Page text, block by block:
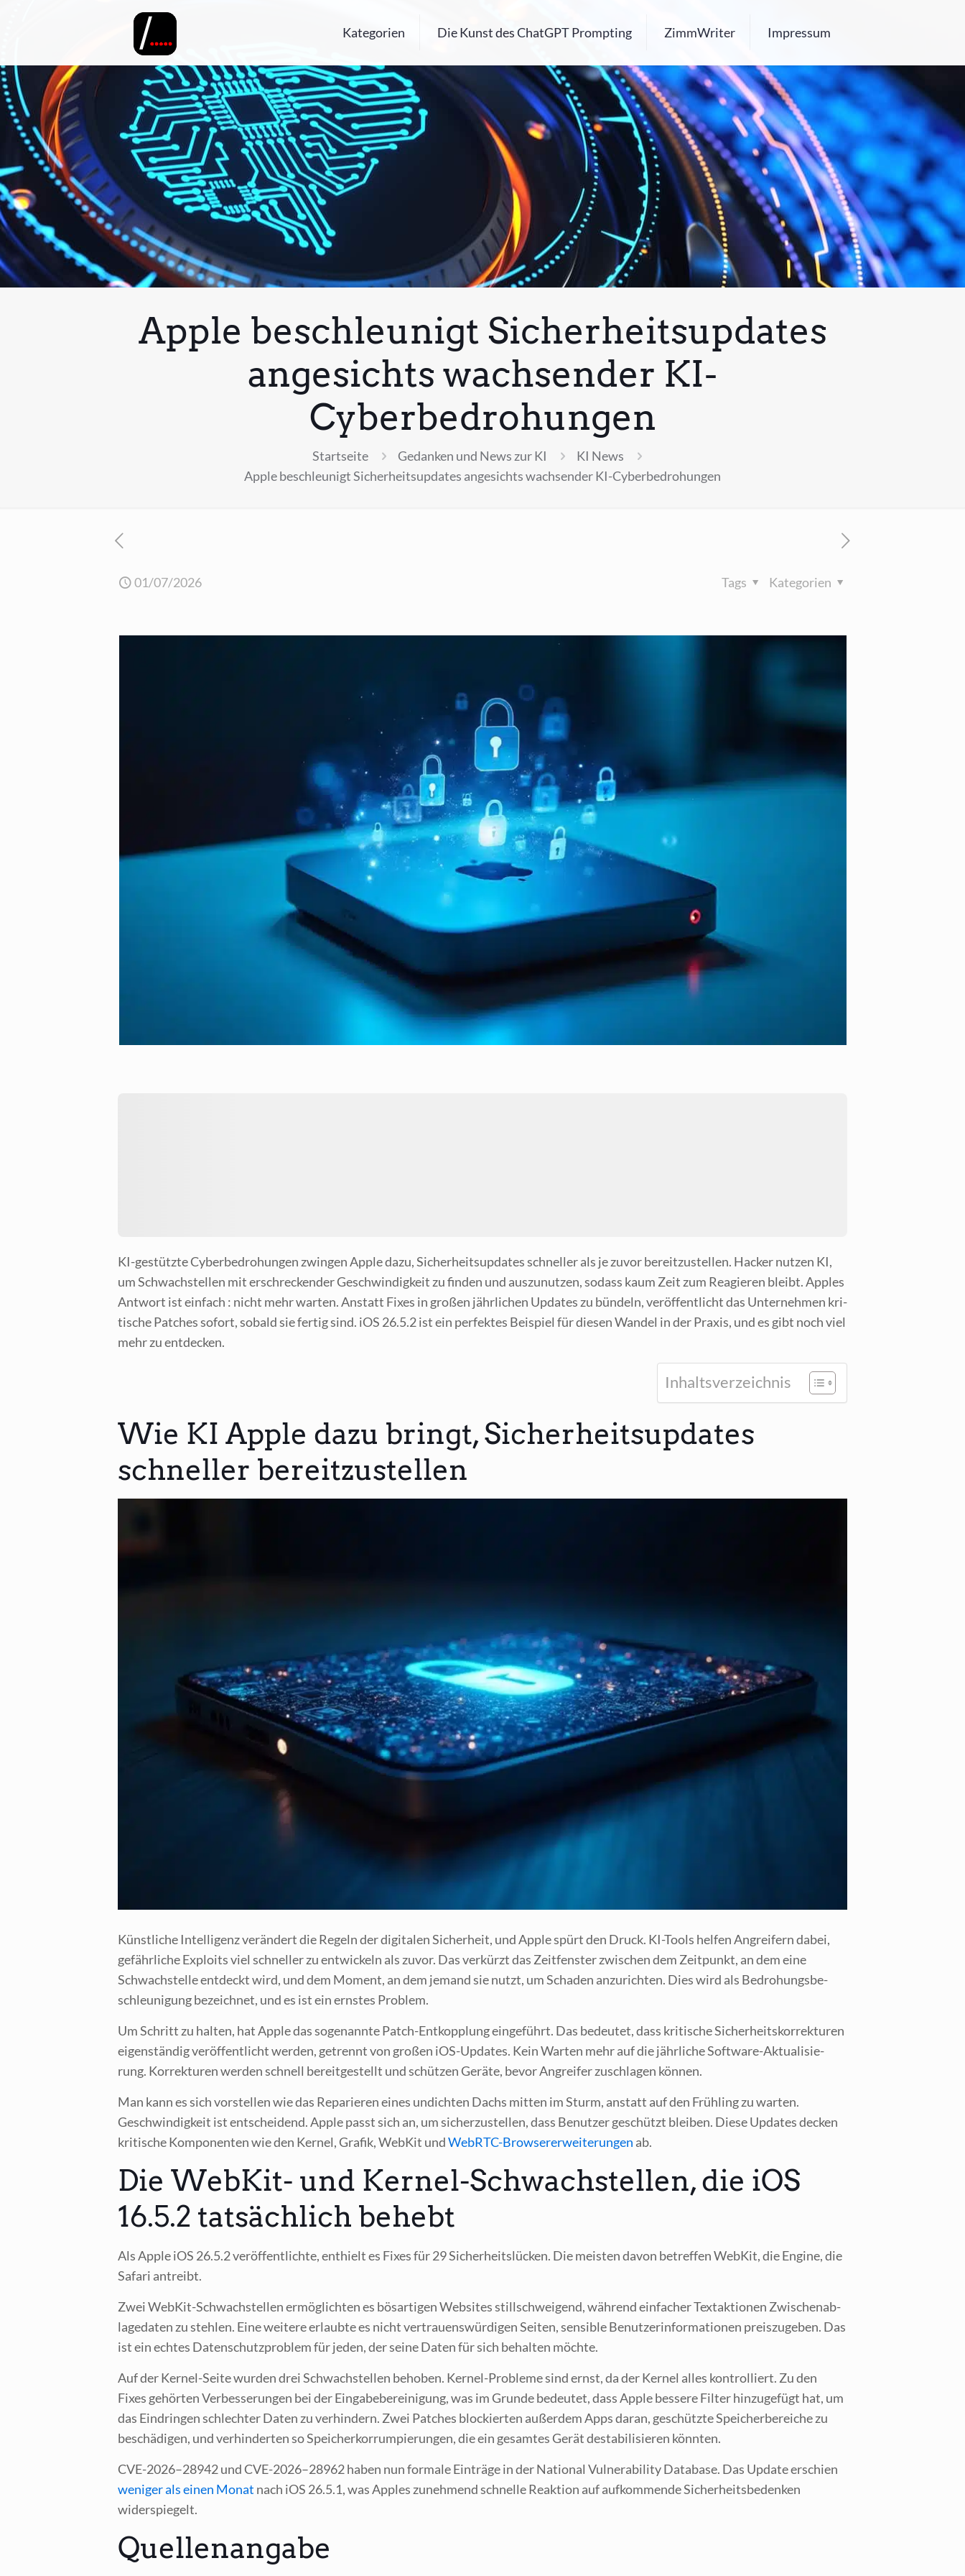
Kategorien Die Kunst des ChatGPT Prompting ZimmWriter Impressum
Apple beschleunigt Sicherheitsupdates
angesichts wachsender KI-
Cyberbedrohungen
Startseite Gedanken und News zur KI
KI News
Apple beschleunigt Sicherheitsupdates angesichts wachsender KI-Cyberbedrohungen
01/07/2026 Kategorien
Tags
KI-gestütz­te Cyber­be­dro­hun­gen zwin­gen Apple dazu, Sicher­heits­up­dates schnel­ler als je zuvor bereit­zu­stel­len. Hacker nut­zen KI,
um Schwach­stel­len mit erschre­cken­der Geschwin­dig­keit zu fin­den und aus­zu­nut­zen, sodass kaum Zeit zum Reagie­ren bleibt. App­les
Ant­wort ist ein­fach : nicht mehr war­ten. Anstatt Fixes in gro­ßen jähr­li­chen Updates zu bün­deln, ver­öf­fent­licht das Unter­neh­men kri­
ti­sche Patches sofort, sobald sie fer­tig sind. iOS 26.5.2 ist ein per­fek­tes Bei­spiel für die­sen Wan­del in der Pra­xis, und es gibt noch viel
mehr zu entdecken.
Inhalts­ver­zeich­nis
Wie KI Apple dazu bringt, Sicherheitsupdates
schneller bereitzustellen
Künst­li­che Intel­li­genz ver­än­dert die Regeln der digi­ta­len Sicher­heit, und Apple spürt den Druck. KI-Tools hel­fen Angrei­fern dabei,
gefähr­li­che Exploits viel schnel­ler zu ent­wi­ckeln als zuvor. Das ver­kürzt das Zeit­fens­ter zwi­schen dem Zeit­punkt, an dem eine
Schwach­stel­le ent­deckt wird, und dem Moment, an dem jemand sie nutzt, um Scha­den anzu­rich­ten. Dies wird als Bedro­hungs­be­
schleu­ni­gung bezeich­net, und es ist ein erns­tes Problem.
Um Schritt zu hal­ten, hat Apple das soge­nann­te Patch-Ent­kopp­lung ein­ge­führt. Das bedeu­tet, dass kri­ti­sche Sicher­heits­kor­rek­tu­ren
eigen­stän­dig ver­öf­fent­licht wer­den, getrennt von gro­ßen iOS-Updates. Kein War­ten mehr auf die jähr­li­che Soft­ware-Aktua­li­sie­
rung. Kor­rek­tu­ren wer­den schnell bereit­ge­stellt und schüt­zen Gerä­te, bevor Angrei­fer zuschla­gen können.
Man kann es sich vor­stel­len wie das Repa­rie­ren eines undich­ten Dachs mit­ten im Sturm, anstatt auf den Früh­ling zu war­ten.
Geschwin­dig­keit ist ent­schei­dend. Apple passt sich an, um sicher­zu­stel­len, dass Benut­zer geschützt blei­ben. Die­se Updates decken
kri­ti­sche Kom­po­nen­ten wie den Ker­nel, Gra­fik, Web­Kit undWeb­RTC-Brow­ser­er­wei­te­run­gen ab.
Die WebKit- und Kernel-Schwachstellen, die iOS
16.5.2 tatsächlich behebt
Als Apple iOS 26.5.2 ver­öf­fent­lich­te, ent­hielt es Fixes für 29 Sicher­heits­lü­cken. Die meis­ten davon betref­fen Web­Kit, die Engi­ne, die
Safa­ri antreibt.
Zwei Web­Kit-Schwach­stel­len ermög­lich­ten es bös­ar­ti­gen Web­sites still­schwei­gend, wäh­rend ein­fa­cher Text­ak­tio­nen Zwi­schen­ab­
la­ge­da­ten zu steh­len. Eine wei­te­re erlaub­te es nicht ver­trau­ens­wür­di­gen Sei­ten, sen­si­ble Benut­zer­in­for­ma­tio­nen preis­zu­ge­ben. Das
ist ein ech­tes Daten­schutz­pro­blem für jeden, der sei­ne Daten für sich behal­ten möchte.
Auf der Ker­nel-Sei­te wur­den drei Schwach­stel­len beho­ben. Ker­nel-Pro­ble­me sind ernst, da der Ker­nel alles kon­trol­liert. Zu den
Fixes gehör­ten Ver­bes­se­run­gen bei der Ein­ga­be­be­rei­ni­gung, was im Grun­de bedeu­tet, dass Apple bes­se­re Fil­ter hin­zu­ge­fügt hat, um
das Ein­drin­gen schlech­ter Daten zu ver­hin­dern. Zwei Patches blo­ckier­ten außer­dem Apps dar­an, geschütz­te Spei­cher­be­rei­che zu
beschä­di­gen, und ver­hin­der­ten so Spei­cher­kor­rum­pie­run­gen, die ein gesam­tes Gerät desta­bi­li­sie­ren könnten.
CVE-2026–28942 und CVE-2026–28962 haben nun for­ma­le Ein­trä­ge in der Natio­nal Vul­nerabi­li­ty Data­ba­se. Das Update erschien
weni­ger als einen Monat nach iOS 26.5.1, was App­les zuneh­mend schnel­le Reak­ti­on auf auf­kom­men­de Sicher­heits­be­den­ken
widerspiegelt.
Quellenangabe